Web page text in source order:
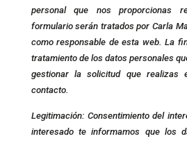
personal que nos proporcionas
formulario serán tratados por Carla
como responsable de esta web. La
tratamiento de los datos personales
gestionar la solicitud que realizas
contacto.
Legitimación: Consentimiento del
interesado te informamos que los